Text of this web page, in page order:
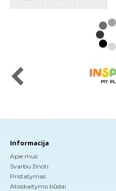
Informacija
Apie mus
Svarbu žinoti
Pristatymas
Atsiskaitymo būdai